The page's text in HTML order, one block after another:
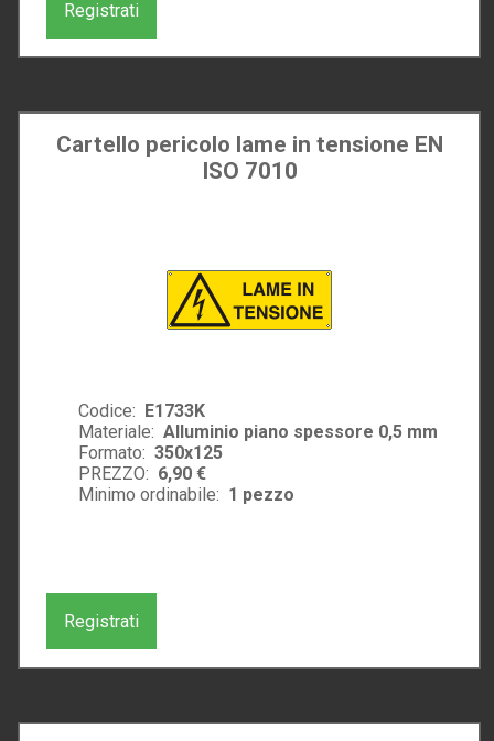
Registrati
Cartello pericolo lame in tensione EN
ISO 7010
Codice:
E1733K
Materiale: Alluminio piano spessore 0,5 mm
Formato: 350x125
PREZZO: 6,90 €
Minimo ordinabile: 1 pezzo
Registrati